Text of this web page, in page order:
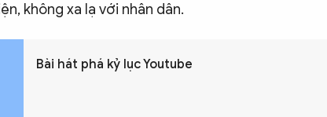
không xa lạ với nhân dân.
Bài hát phá kỷ lục Youtube